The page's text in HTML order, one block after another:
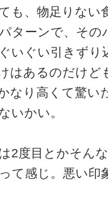
も、物足りない
ターンで、その
いぐい引きずり
はあるのだけど
なり高くて驚い
いかい。
2度目とかそん
て感じ。悪い印